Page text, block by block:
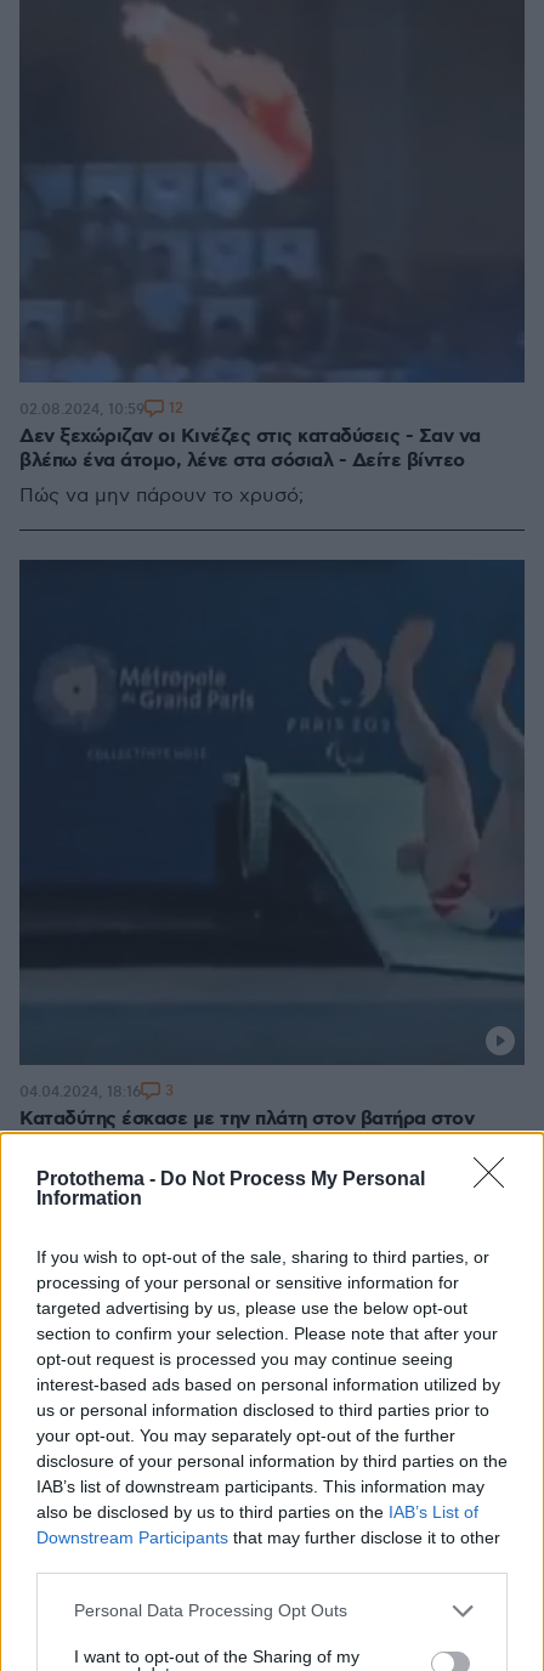
Protothema - Do Not Process My Personal
Information
If you wish to opt-out of the sale, sharing to third parties, or
processing of your personal or sensitive information for
targeted advertising by us, please use the below opt-out
section to confirm your selection. Please note that after your
opt-out request is processed you may continue seeing
interest-based ads based on personal information utilized by
us or personal information disclosed to third parties prior to
your opt-out. You may separately opt-out of the further
disclosure of your personal information by third parties on the
IAB’s list of downstream participants. This information may
also be disclosed by us to third parties on the IAB’s List of
Downstream Participants that may further disclose it to other
Please note that this website/app uses one or more Google
not limited to your visit or usage behaviour. You may click to
Personal Data Processing Opt Outs
I want to opt-out of the Sharing of my
Δεν ξεχώριζαν οι Κινέζες στις καταδύσεις - Σαν να
βλέπω ένα άτομο, λένε στα σόσιαλ - Δείτε βίντεο
Πώς να μην πάρουν το χρυσό;
02.08.2024, 10:59 12
Καταδύτης έσκασε με την πλάτη στον βατήρα στον
κέντρου στο Παρίσι - Βίντεο
Ο Γάλλος Πρόεδρος Εμανουέλ Μακρόν εγκαινίασε το
συμπατριώτης του καταδύτης δεν στάθηκε στο ύψος
των περιστάσεων
04.04.2024, 18:16 3